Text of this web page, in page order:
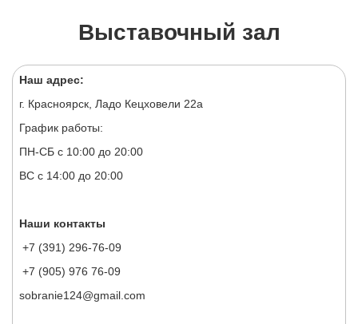
Выставочный зал
Наш адрес:
г. Красноярск, Ладо Кецховели 22а
График работы:
ПН-СБ с 10:00 до 20:00
ВС с 14:00 до 20:00
Наши контакты
+7 (391) 296-76-09
+7 (905) 976 76-09
sobranie124@gmail.com